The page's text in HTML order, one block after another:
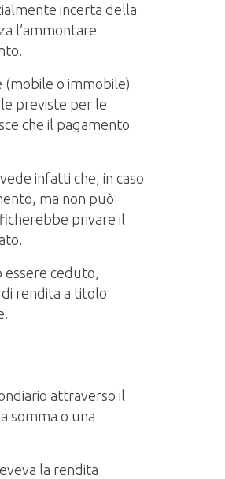
incerta della
l’ammontare
(mobile o immobile)
previste per le
che il pagamento
infatti che, in caso
ma non può
privare il
ceduto,
rendita a titolo
attraverso il
somma o una
la rendita